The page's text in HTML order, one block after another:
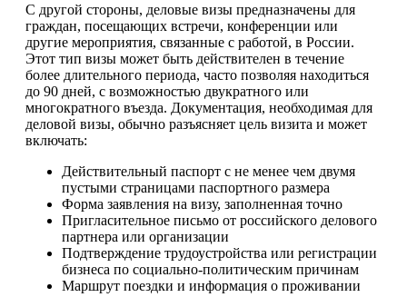
С другой стороны, деловые визы предназначены для
граждан, посещающих встречи, конференции или
другие мероприятия, связанные с работой, в России.
Этот тип визы может быть действителен в течение
более длительного периода, часто позволяя находиться
до 90 дней, с возможностью двукратного или
многократного въезда. Документация, необходимая для
деловой визы, обычно разъясняет цель визита и может
включать:
Действительный паспорт с не менее чем двумя
пустыми страницами паспортного размера
Форма заявления на визу, заполненная точно
Пригласительное письмо от российского делового
партнера или организации
Подтверждение трудоустройства или регистрации
бизнеса по социально-политическим причинам
Маршрут поездки и информация о проживании